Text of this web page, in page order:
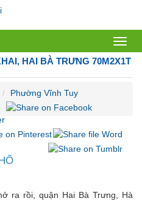
Bán
nhà
Hà
Nội
HAI BÀ TRƯNG 70M2X1T
Phường Vĩnh Tuy
ra rồi, quận Hai Bà Trưng, Hà